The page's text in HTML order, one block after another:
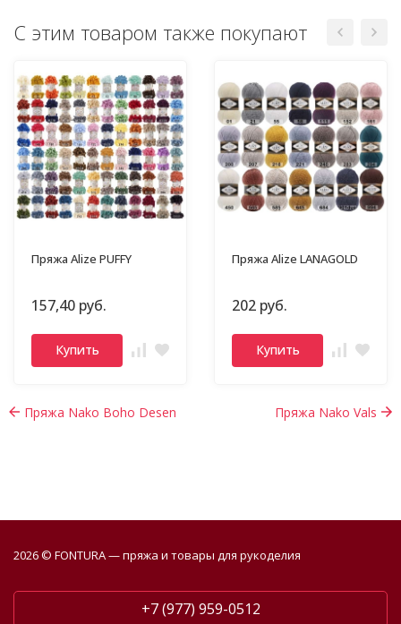
С этим товаром также покупают
Пряжа Alize PUFFY
157,40 руб.
Купить
Пряжа Alize LANAGOLD
202 руб.
Купить
Пряжа Nako Boho Desen Пряжа Nako Vals
2026 © FONTURA — пряжа и товары для рукоделия
+7 (977) 959-0512